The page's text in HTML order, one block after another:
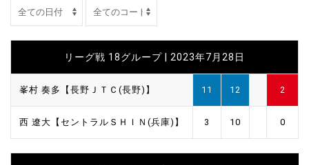
リーグ戦 18グループ | 2023年7月28日
峯村 奏多【長野ＪＴＣ(長野)】 11 12 2
西 遼大【セントラルＳＨＩＮ(兵庫)】 3 10 0